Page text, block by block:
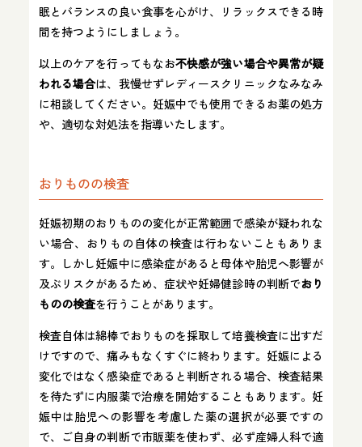
眠とバランスの良い食事を心がけ、リラックスできる時
間を持つようにしましょう。
以上のケアを行ってもなお不快感が強い場合や異常が疑
われる場合は、我慢せずレディースクリニックなみなみ
に相談してください。妊娠中でも使用できるお薬の処方
や、適切な対処法を指導いたします。
おりものの検査
妊娠初期のおりものの変化が正常範囲で感染が疑われな
い場合、おりもの自体の検査は行わないこともありま
す。しかし妊娠中に感染症があると母体や胎児へ影響が
及ぶリスクがあるため、症状や妊婦健診時の判断でおり
ものの検査を行うことがあります。
検査自体は綿棒でおりものを採取して培養検査に出すだ
けですので、痛みもなくすぐに終わります。妊娠による
変化ではなく感染症であると判断される場合、検査結果
を待たずに内服薬で治療を開始することもあります。妊
娠中は胎児への影響を考慮した薬の選択が必要ですの
で、ご自身の判断で市販薬を使わず、必ず産婦人科で適